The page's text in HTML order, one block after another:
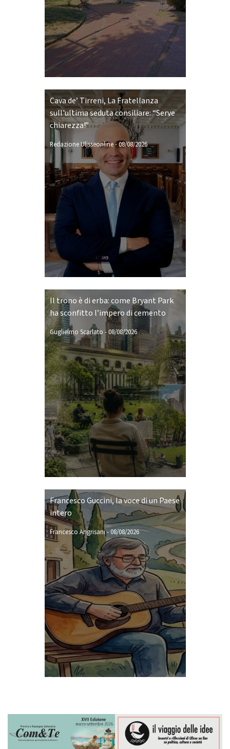
Cava de’ Tirreni, La Fratellanza
sull'ultima seduta consiliare: “Serve
chiarezza!”
Redazione Ulisseonline-08/08/2026
Il trono è di erba: come Bryant Park
ha sconfitto l’impero di cemento
Guglielmo Scarlato -08/08/2026
Francesco Guccini, la voce di un Paese
intero
Francesco Angrisani-08/08/2026